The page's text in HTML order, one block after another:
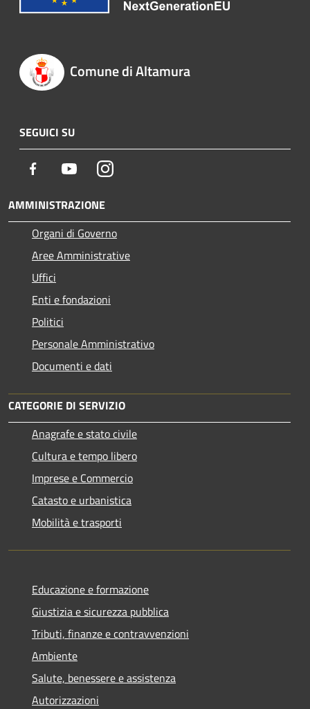
Comune di Altamura
SEGUICI SU
Facebook YoutubeInstagram
AMMINISTRAZIONE
Organi di Governo
Aree Amministrative
Uffici
Enti e fondazioni
Politici
Personale Amministrativo
Documenti e dati
CATEGORIE DI SERVIZIO
Anagrafe e stato civile
Cultura e tempo libero
Imprese e Commercio
Catasto e urbanistica
Mobilità e trasporti
Educazione e formazione
Giustizia e sicurezza pubblica
Tributi, finanze e contravvenzioni
Ambiente
Salute, benessere e assistenza
Autorizzazioni